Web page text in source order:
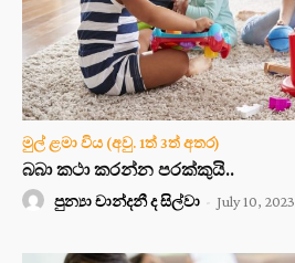
මුල් ළමා විය (අවු. 1ත් 3ත් අතර)
බබා කථා කරන්න පරක්කුයි..
පුන්‍යා චාන්දනී ද සිල්වා - July 10, 2023